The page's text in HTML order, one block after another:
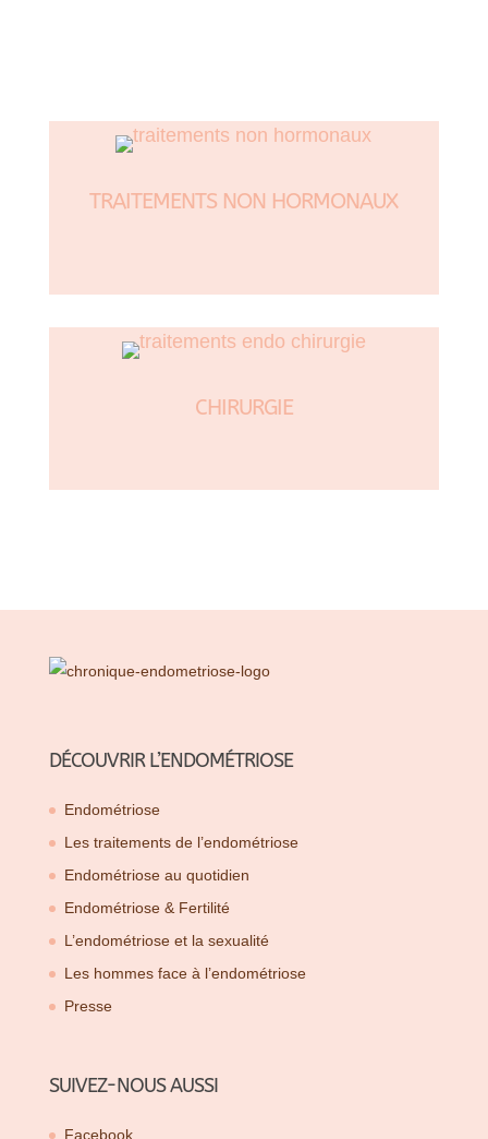
TRAITEMENTS NON HORMONAUX
CHIRURGIE
DÉCOUVRIR L’ENDOMÉTRIOSE
Endométriose
Les traitements de l’endométriose
Endométriose au quotidien
Endométriose & Fertilité
L’endométriose et la sexualité
Les hommes face à l’endométriose
Presse
SUIVEZ-NOUS AUSSI
Facebook